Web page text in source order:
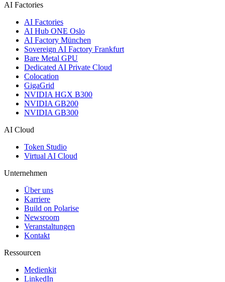
AI Factories
AI Factories
AI Hub ONE Oslo
AI Factory München
Sovereign AI Factory Frankfurt
Bare Metal GPU
Dedicated AI Private Cloud
Colocation
GigaGrid
NVIDIA HGX B300
NVIDIA GB200
NVIDIA GB300
AI Cloud
Token Studio
Virtual AI Cloud
Unternehmen
Über uns
Karriere
Build on Polarise
Newsroom
Veranstaltungen
Kontakt
Ressourcen
Medienkit
LinkedIn